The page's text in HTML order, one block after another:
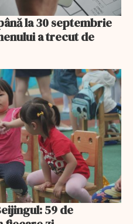
la 30 septembrie
a trecut de
59 de